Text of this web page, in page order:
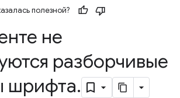
полезной?
не
разборчивые
шрифта.